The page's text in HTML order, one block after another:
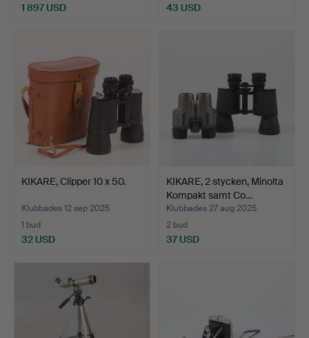
1 897 USD 43 USD
KIKARE, Clipper 10 x 50.
Klubbades 12 sep 2025
1 bud
32 USD
KIKARE, 2 stycken, Minolta
Kompakt samt Co…
Klubbades 27 aug 2025
2 bud
37 USD